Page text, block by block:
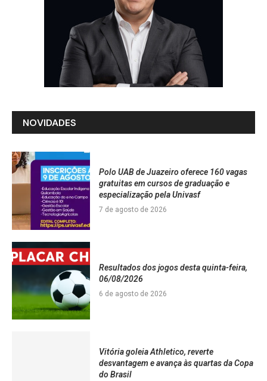
NOVIDADES
Polo UAB de Juazeiro oferece 160 vagas
gratuitas em cursos de graduação e
especialização pela Univasf
7 de agosto de 2026
Resultados dos jogos desta quinta-feira,
06/08/2026
6 de agosto de 2026
Vitória goleia Athletico, reverte
desvantagem e avança às quartas da Copa
do Brasil